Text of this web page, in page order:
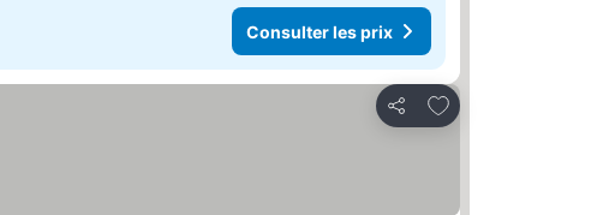
Consulter les prix
Partager
Ajouter à mes favoris